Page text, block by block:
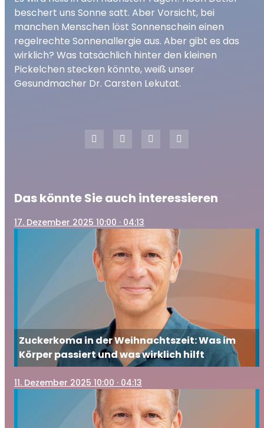
00:00
beschert uns Sonne satt. Aber Vorsicht, bei
manchen Menschen löst Sonnenschein einen
regelrechte Sonnenallergie aus. Aber gibt es das
wirklich? Was tatsächlich hinter den kleinen
Pickelchen stecken könnte, weiß unser
Gesundmacher Dr. Carsten Lekutat.
Das könnte Sie auch interessieren
17. Dezember 2025 10:00 · 04:13
Zuckerkoma in der Weihnachtszeit: Was im
Körper passiert und was wirklich hilft
11. Dezember 2025 10:00 · 04:13